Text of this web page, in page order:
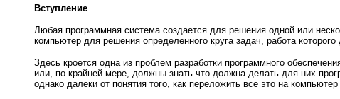
Вступление
Любая программная система создается для решения одной или
компьютер для решения определенного круга задач, работа
Здесь кроется одна из проблем разработки программного
или, по крайней мере, должны знать что должна делать для них
однако далеки от понятия того, как переложить все это на